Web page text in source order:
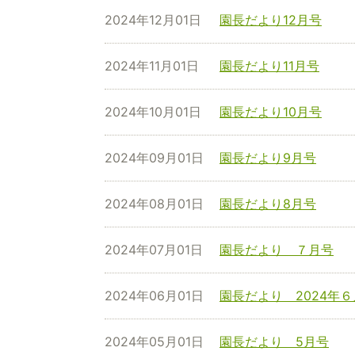
園長だより12月号
2024年12月01日
園長だより11月号
2024年11月01日
園長だより10月号
2024年10月01日
園長だより9月号
2024年09月01日
園長だより8月号
2024年08月01日
園長だより ７月号
2024年07月01日
園長だより 2024年６
2024年06月01日
園長だより 5月号
2024年05月01日